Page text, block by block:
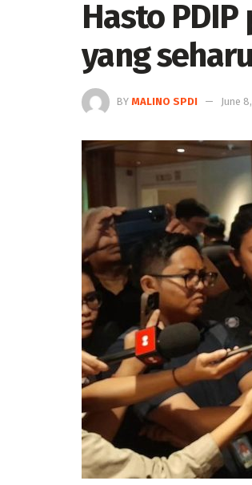
Hasto
yang
BY MALINO SPDI June